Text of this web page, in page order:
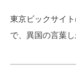
東京ビックサイ
で、異国の言葉